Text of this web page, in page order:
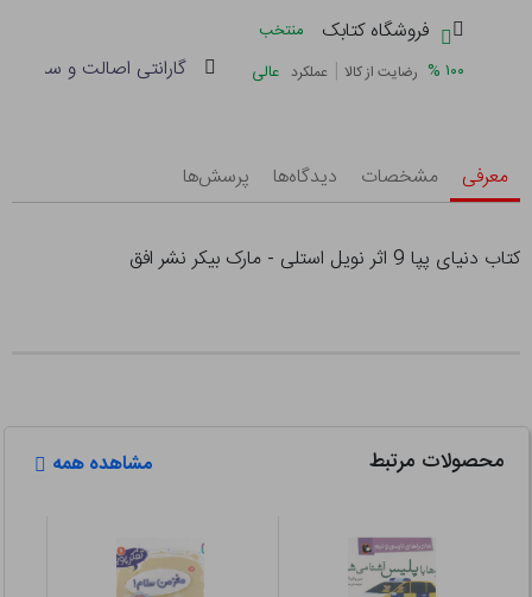
فروشگاه کتابک
منتخب
۱۰۰ % رضایت از کالا | عملکرد عالی گارانتی اصالت و سلامت
معرفی مشخصات دیدگاه‌ها پرسش‌ها
کتاب دنیای پپا 9 اثر نویل استلی - مارک بیکر نشر افق
محصولات مرتبط مشاهده همه